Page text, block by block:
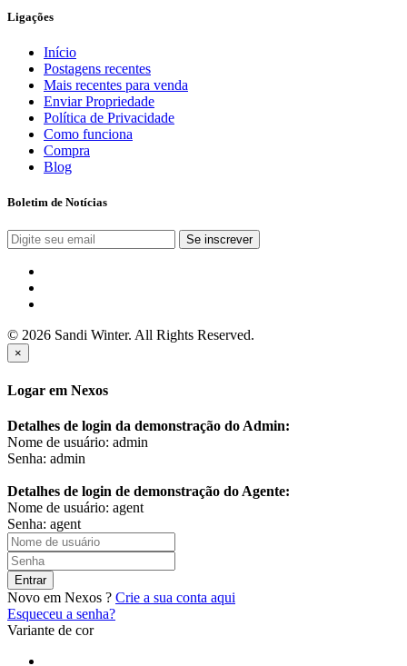
Ligações
Início
Postagens recentes
Mais recentes para venda
Enviar Propriedade
Política de Privacidade
Como funciona
Compra
Blog
Boletim de Notícias
Se inscrever
© 2026 Sandi Winter. All Rights Reserved.
×
Logar em Nexos
Detalhes de login da demonstração do Admin:
Nome de usuário: admin
Senha: admin
Detalhes de login de demonstração do Agente:
Nome de usuário: agent
Senha: agent
Entrar
Novo em Nexos ? Crie a sua conta aqui
Esqueceu a senha?
Variante de cor